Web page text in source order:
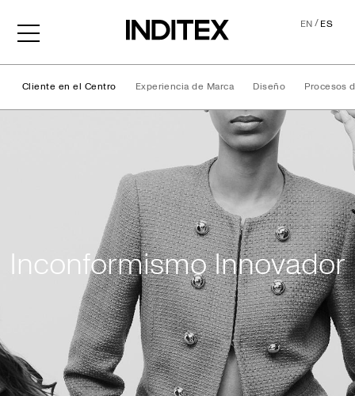
EN/ES
Cliente en el Centro Experiencia de Marca Diseño Procesos
Inconformismo Innovador